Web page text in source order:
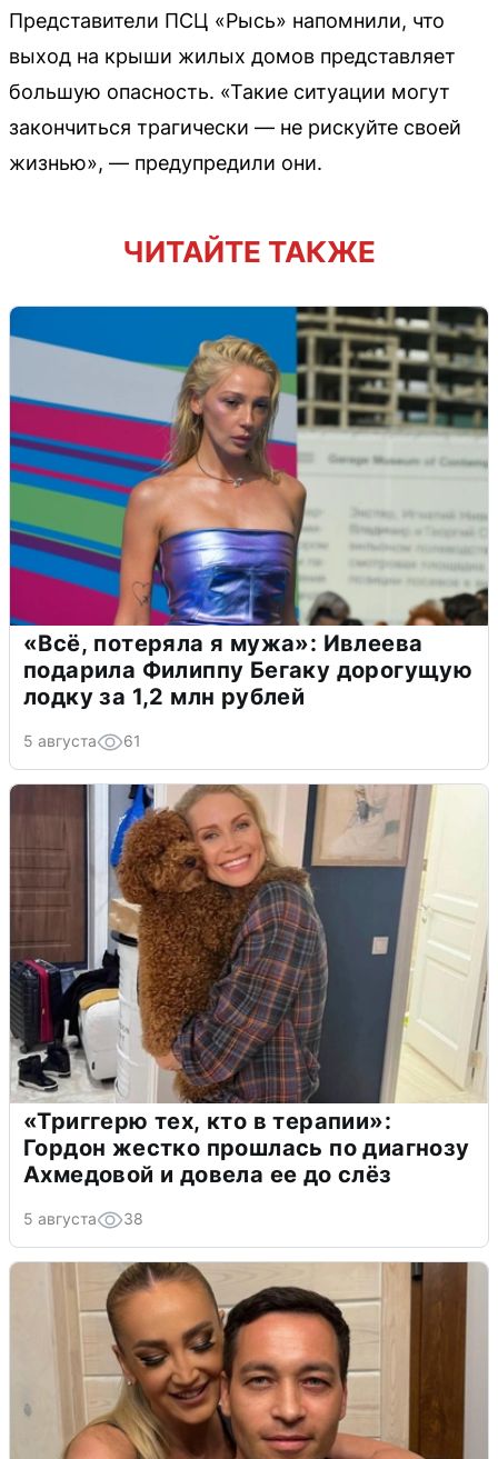
Представители ПСЦ «Рысь» напомнили, что
выход на крыши жилых домов представляет
большую опасность. «Такие ситуации могут
закончиться трагически — не рискуйте своей
жизнью», — предупредили они.
ЧИТАЙТЕ ТАКЖЕ
«Всё, потеряла я мужа»: Ивлеева
подарила Филиппу Бегаку дорогущую
лодку за 1,2 млн рублей
5 августа 61
«Триггерю тех, кто в терапии»:
Гордон жестко прошлась по диагнозу
Ахмедовой и довела ее до слёз
5 августа 38